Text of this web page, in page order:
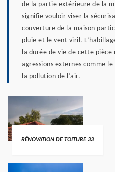
de la partie extérieure de la
signifie vouloir viser la
couverture de la maison
pluie et le vent viril.
la durée de vie de cette
agressions externes comme
la pollution de l’air.
RÉNOVATION DE TOITURE 33